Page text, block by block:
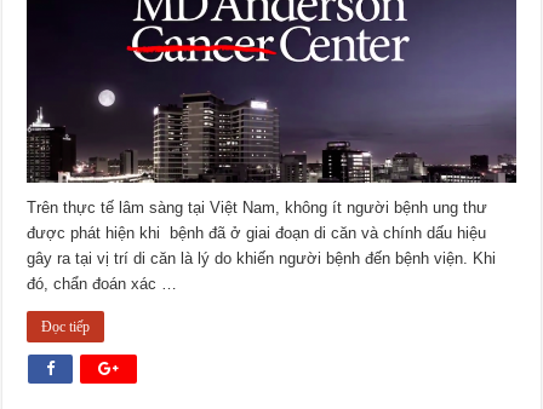
Trên thực tế lâm sàng tại Việt Nam, không ít người bệnh ung thư
được phát hiện khi bệnh đã ở giai đoạn di căn và chính dấu hiệu
gây ra tại vị trí di căn là lý do khiến người bệnh đến bệnh viện. Khi
đó, chẩn đoán xác …
Đọc tiếp